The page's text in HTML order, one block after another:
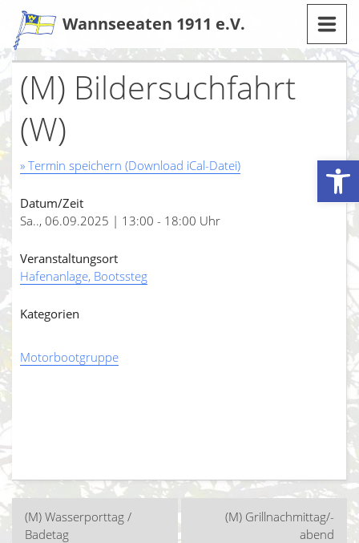
Werkzeugleiste öffnen
Zum
Inhalt
Wannseeaten 1911 e.V.
(M) Bildersuchfahrt
(W)
» Termin speichern (Download iCal-Datei)
Datum/Zeit
Sa.., 06.09.2025 | 13:00 - 18:00 Uhr
Veranstaltungsort
Hafenanlage, Bootssteg
Kategorien
Motorbootgruppe
Beitragsnavigation
(M) Wasserporttag /
Badetag
(M) Grillnachmittag/-
abend